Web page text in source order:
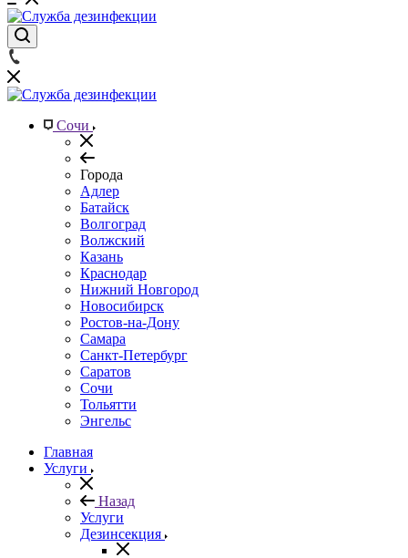
Сочи
Города
Адлер
Батайск
Волгоград
Волжский
Казань
Краснодар
Нижний Новгород
Новосибирск
Ростов-на-Дону
Самара
Санкт-Петербург
Саратов
Сочи
Тольятти
Энгельс
Главная
Услуги
Назад
Услуги
Дезинсекция